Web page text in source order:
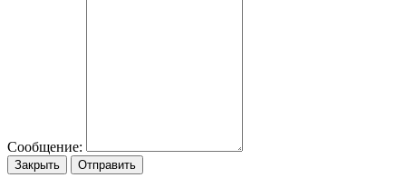
Сообщение:
Закрыть Отправить